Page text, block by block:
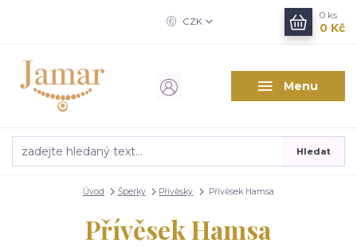
Menu
CZK
Hledat
0 ks
0 Kč
Úvod Šperky Přívěsky Přívěsek Hamsa
Přívěsek Hamsa